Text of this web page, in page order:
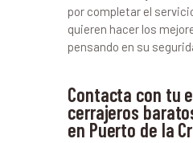
por completar el
quieren hacer los
pensando en su
Contacta con tu
cerrajeros
en Puerto de la